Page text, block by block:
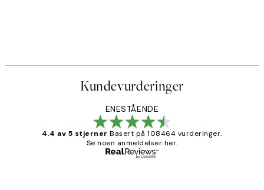
Kundevurderinger
ENESTÅENDE
4.4 av 5 stjerner Basert på 108464 vurderinger.
Se noen anmeldelser her.